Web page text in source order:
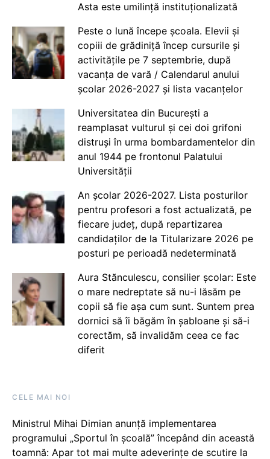
Asta este umilință instituționalizată
Peste o lună începe școala. Elevii și
copiii de grădiniță încep cursurile și
activitățile pe 7 septembrie, după
vacanța de vară / Calendarul anului
școlar 2026-2027 și lista vacanțelor
Universitatea din București a
reamplasat vulturul și cei doi grifoni
distruși în urma bombardamentelor din
anul 1944 pe frontonul Palatului
Universității
An școlar 2026-2027. Lista posturilor
pentru profesori a fost actualizată, pe
fiecare județ, după repartizarea
candidaților de la Titularizare 2026 pe
posturi pe perioadă nedeterminată
Aura Stănculescu, consilier școlar: Este
o mare nedreptate să nu-i lăsăm pe
copii să fie așa cum sunt. Suntem prea
dornici să îi băgăm în șabloane și să-i
corectăm, să invalidăm ceea ce fac
diferit
CELE MAI NOI
Ministrul Mihai Dimian anunță implementarea
programului „Sportul în școală” începând din această
toamnă: Apar tot mai multe adeverințe de scutire la